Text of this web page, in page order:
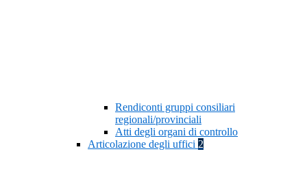
Rendiconti gruppi consiliari
regionali/provinciali
Atti degli organi di controllo
Articolazione degli uffici 2